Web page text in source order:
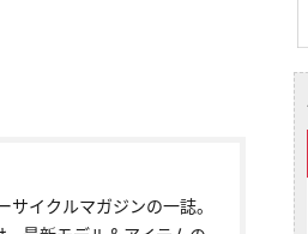
イクルマガジンの一誌。